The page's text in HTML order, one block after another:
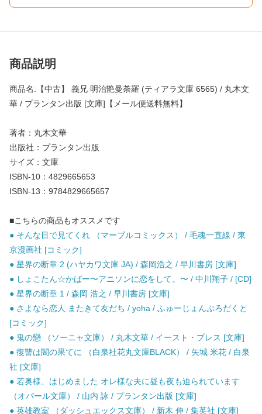
商品説明
商品名:【中古】 義兄 明治艶曼荼羅 (ティアラ文庫 6565) / 丸木文
華 / プランタン出版 [文庫]【メール便送料無料】
著者：丸木文華
出版社：プランタン出版
サイズ：文庫
ISBN-10：4829665653
ISBN-13：9784829665657
■こちらの商品もオススメです
● そんな目で見てくれ （マーブルコミックス） / 毛魂一直線 / 東
京漫画社 [コミック]
● 星界の断章 2 (ハヤカワ文庫 JA) / 森岡浩之 / 早川書房 [文庫]
● しょこたん☆かばー〜アニソンに恋をして。〜 / 中川翔子 / [CD]
● 星界の断章 1 / 森岡 浩之 / 早川書房 [文庫]
● さよなら恋人 またきて友だち / yoha / ふゅーじょんぷろだくと
[コミック]
● 鬼の戀 （ソーニャ文庫） / 丸木文華 / イースト・プレス [文庫]
● 復讐は闇の果てに （白泉社花丸文庫BLACK） / 矢城 米花 / 白泉
社 [文庫]
● 若奥様、はじめました オレ様な夫に昼も夜も迫られています
（オパール文庫） / 山内 詠 / プランタン出版 [文庫]
● 英雄教室 （ダッシュエックス文庫） / 新木 伸 / 集英社 [文庫]